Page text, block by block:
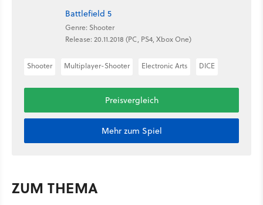
Battlefield 5
Genre: Shooter
Release: 20.11.2018 (PC, PS4, Xbox One)
Shooter Multiplayer-Shooter Electronic Arts DICE
Preisvergleich
Mehr zum Spiel
ZUM THEMA